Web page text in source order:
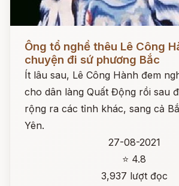
Đọc ngay
Ông tổ nghề thêu Lê Công
chuyện đi sứ phương Bắc
Ít lâu sau, Lê Công Hành đem
cho dân làng Quất Động rồi sau
rộng ra các tỉnh khác, sang cả
Yên.
27-08-2021
⭐ 4.8
3,937 lượt đọc